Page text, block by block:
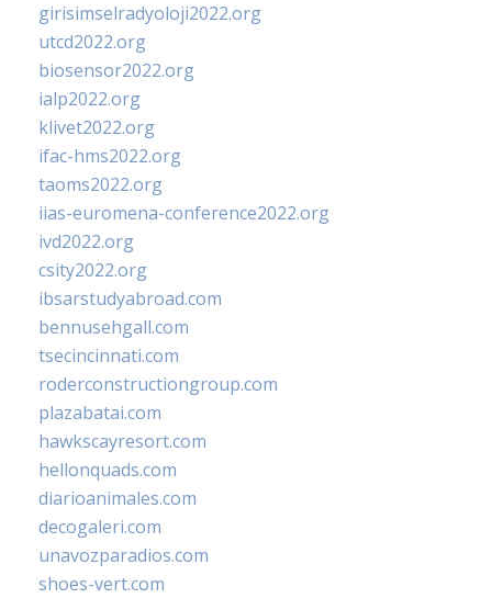
girisimselradyoloji2022.org
utcd2022.org
biosensor2022.org
ialp2022.org
klivet2022.org
ifac-hms2022.org
taoms2022.org
iias-euromena-conference2022.org
ivd2022.org
csity2022.org
ibsarstudyabroad.com
bennusehgall.com
tsecincinnati.com
roderconstructiongroup.com
plazabatai.com
hawkscayresort.com
hellonquads.com
diarioanimales.com
decogaleri.com
unavozparadios.com
shoes-vert.com